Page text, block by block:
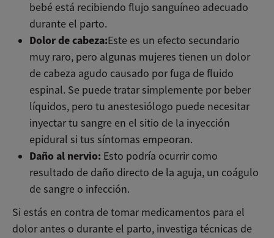
bebé está recibiendo flujo sanguíneo adecuado
durante el parto.
Dolor de cabeza:Este es un efecto secundario
muy raro, pero algunas mujeres tienen un dolor
de cabeza agudo causado por fuga de fluido
espinal. Se puede tratar simplemente por beber
líquidos, pero tu anestesiólogo puede necesitar
inyectar tu sangre en el sitio de la inyección
epidural si tus síntomas empeoran.
Daño al nervio: Esto podría ocurrir como
resultado de daño directo de la aguja, un coágulo
de sangre o infección.
Si estás en contra de tomar medicamentos para el
dolor antes o durante el parto, investiga técnicas de